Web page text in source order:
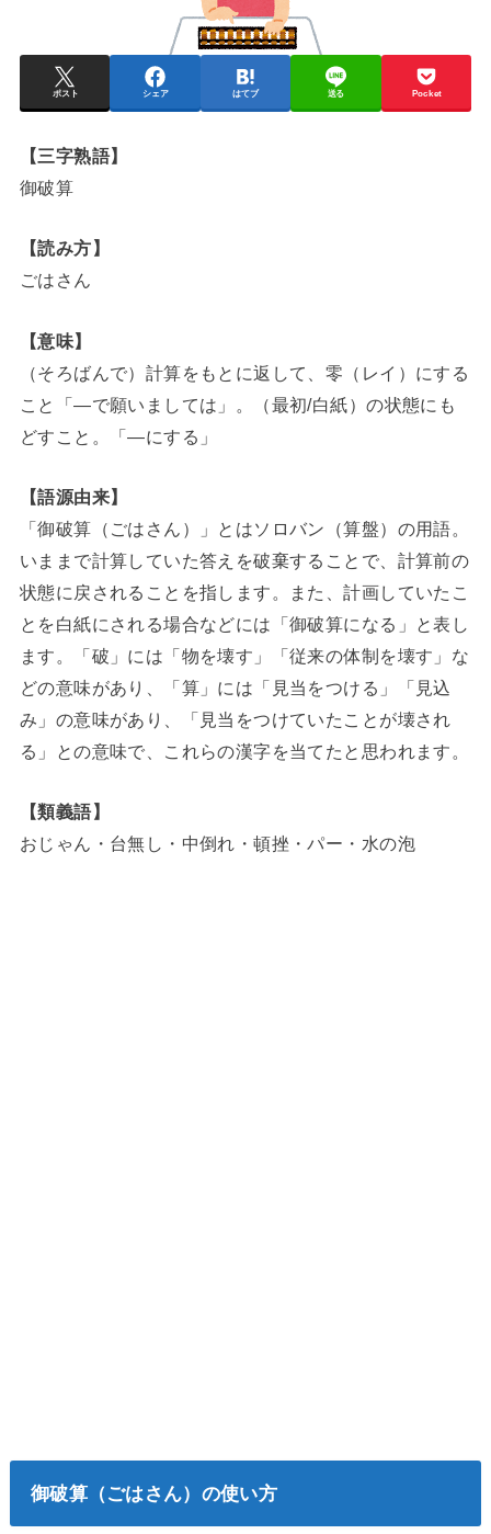
ポスト シェア はてブ 送る Pocket
【三字熟語】
御破算
【読み方】
ごはさん
【意味】
（そろばんで）計算をもとに返して、零（レイ）にする
こと「―で願いましては」。（最初/白紙）の状態にも
どすこと。「―にする」
【語源由来】
「御破算（ごはさん）」とはソロバン（算盤）の用語。
いままで計算していた答えを破棄することで、計算前の
状態に戻されることを指します。また、計画していたこ
とを白紙にされる場合などには「御破算になる」と表し
ます。「破」には「物を壊す」「従来の体制を壊す」な
どの意味があり、「算」には「見当をつける」「見込
み」の意味があり、「見当をつけていたことが壊され
る」との意味で、これらの漢字を当てたと思われます。
【類義語】
おじゃん・台無し・中倒れ・頓挫・パー・水の泡
御破算（ごはさん）の使い方